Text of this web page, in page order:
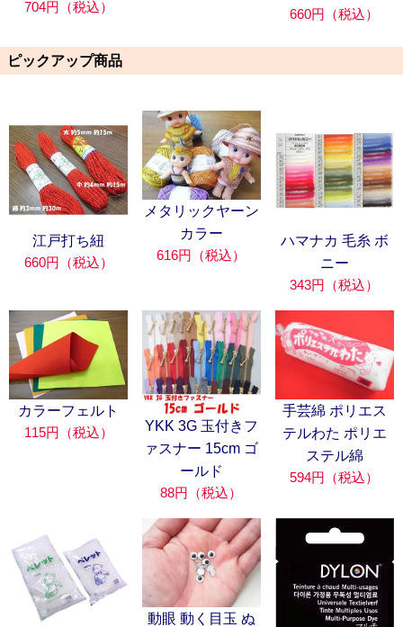
704円（税込）
660円（税込）
ピックアップ商品
江戸打ち紐
660円（税込）
メタリックヤーン
カラー
616円（税込）
ハマナカ 毛糸 ボ
ニー
343円（税込）
カラーフェルト
115円（税込）
YKK 3G 玉付きフ
ァスナー 15cm ゴ
ールド
88円（税込）
手芸綿 ポリエス
テルわた ポリエ
ステル綿
594円（税込）
動眼 動く目玉 ぬ